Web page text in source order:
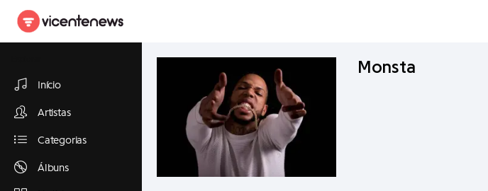
Início
Artistas
Categorias
Álbuns
Monsta